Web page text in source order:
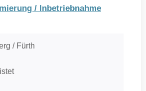
/ Inbetriebnahme
/ Fürth